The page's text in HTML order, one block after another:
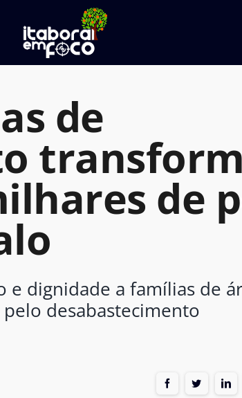
de
de
e dignidade a famílias de
desabastecimento